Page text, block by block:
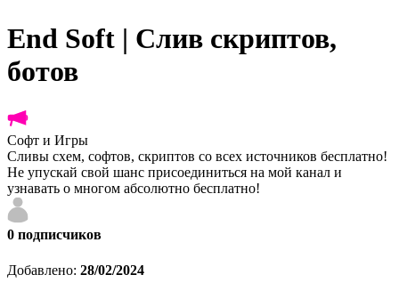
End Soft | Слив скриптов,
ботов
Софт и Игры
Сливы схем, софтов, скриптов со всех источников бесплатно!
Не упускай свой шанс присоединиться на мой канал и
узнавать о многом абсолютно бесплатно!
0 подписчиков
Добавлено: 28/02/2024